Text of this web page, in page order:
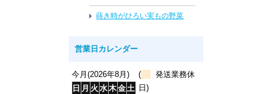
蒔き時がひろい実もの野菜
営業日カレンダー
今月(2026年8月)
日 月 火 水木金土
(
発送業務休
日)